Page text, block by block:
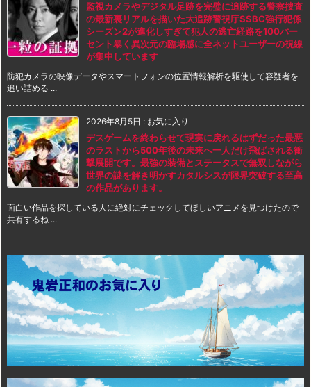
監視カメラやデジタル足跡を完璧に追跡する警察捜査
の最新裏リアルを描いた大追跡警視庁SSBC強行犯係
シーズン2が進化しすぎて犯人の逃亡経路を100パー
セント暴く異次元の臨場感に全ネットユーザーの視線
が集中しています
防犯カメラの映像データやスマートフォンの位置情報解析を駆使して容疑者を
追い詰める ...
2026年8月5日 : お気に入り
デスゲームを終わらせて現実に戻れるはずだった最悪
のラストから500年後の未来へ一人だけ飛ばされる衝
撃展開です。最強の装備とステータスで無双しながら
世界の謎を解き明かすカタルシスが限界突破する至高
の作品があります。
面白い作品を探している人に絶対にチェックしてほしいアニメを見つけたので
共有するね ...